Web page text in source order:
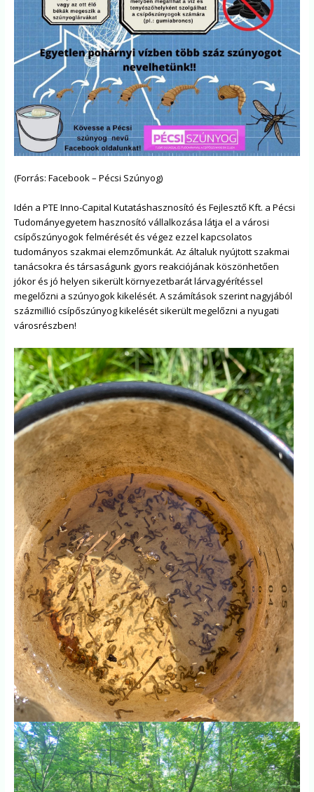
​(Forrás: Facebook – Pécsi Szúnyog)
Idén a PTE Inno-Capital Kutatáshasznosító és Fejlesztő Kft. a Pécsi
Tudományegyetem hasznosító vállalkozása látja el a városi
csípőszúnyogok felmérését és végez ezzel kapcsolatos
tudományos szakmai elemzőmunkát. Az általuk nyújtott szakmai
tanácsokra és társaságunk gyors reakciójának köszönhetően
jókor és jó helyen sikerült környezetbarát lárvagyérítéssel
megelőzni a szúnyogok kikelését. A számítások szerint nagyjából
százmillió csípőszúnyog kikelését sikerült megelőzni a nyugati
városrészben!